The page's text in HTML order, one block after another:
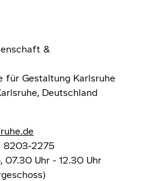
&
für Gestaltung Karlsruhe
Deutschland
8203-2275
07.30 Uhr - 12.30 Uhr